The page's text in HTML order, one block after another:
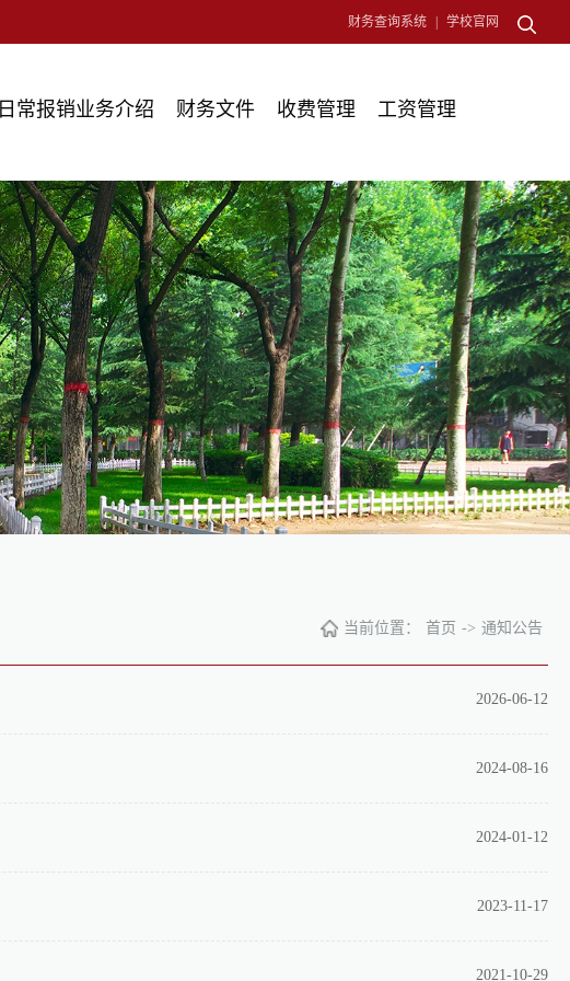
财务查询系统 学校官网
日常报销业务介绍 财务文件 收费管理 工资管理
当前位置： 首页 -> 通知公告
2026-06-12
2024-08-16
2024-01-12
2023-11-17
2021-10-29